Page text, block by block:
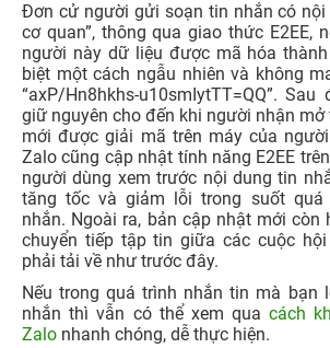
Đơn cử người gửi soạn tin nhắn có nội
cơ quan”, thông qua giao thức E2EE,
người này dữ liệu được mã hóa
biệt một cách ngẫu nhiên và không
“axP/Hn8hkhs-u10smIytTT=QQ”.
giữ nguyên cho đến khi người nhận mở
mới được giải mã trên máy của
Zalo cũng cập nhật tính năng E2EE
người dùng xem trước nội dung tin
tăng tốc và giảm lỗi trong suốt
nhắn. Ngoài ra, bản cập nhật mới còn
chuyển tiếp tập tin giữa các cuộc
phải tải về như trước đây.
Nếu trong quá trình nhắn tin mà bạn
nhắn thì vẫn có thể xem quacách
Zalo nhanh chóng, dễ thực hiện.